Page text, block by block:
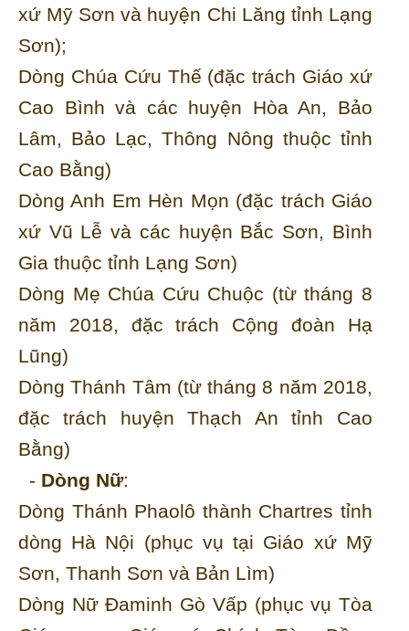
xứ Mỹ Sơn và huyện Chi Lăng tỉnh Lạng
Sơn);
Dòng Chúa Cứu Thế (đặc trách Giáo xứ
Cao Bình và các huyện Hòa An, Bảo
Lâm, Bảo Lạc, Thông Nông thuộc tỉnh
Cao Bằng)
Dòng Anh Em Hèn Mọn (đặc trách Giáo
xứ Vũ Lễ và các huyện Bắc Sơn, Bình
Gia thuộc tỉnh Lạng Sơn)
Dòng Mẹ Chúa Cứu Chuộc (từ tháng 8
năm 2018, đặc trách Cộng đoàn Hạ
Lũng)
Dòng Thánh Tâm (từ tháng 8 năm 2018,
đặc trách huyện Thạch An tỉnh Cao
Bằng)
- Dòng Nữ:
Dòng Thánh Phaolô thành Chartres tỉnh
dòng Hà Nội (phục vụ tại Giáo xứ Mỹ
Sơn, Thanh Sơn và Bản Lìm)
Dòng Nữ Đaminh Gò Vấp (phục vụ Tòa